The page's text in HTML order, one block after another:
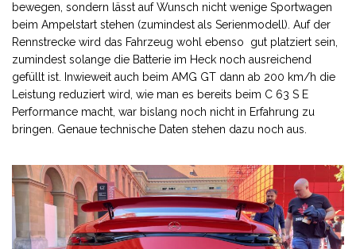
bewegen, sondern lässt auf Wunsch nicht wenige Sportwagen
beim Ampelstart stehen (zumindest als Serienmodell). Auf der
Rennstrecke wird das Fahrzeug wohl ebenso gut platziert sein,
zumindest solange die Batterie im Heck noch ausreichend
gefüllt ist. Inwieweit auch beim AMG GT dann ab 200 km/h die
Leistung reduziert wird, wie man es bereits beim C 63 S E
Performance macht, war bislang noch nicht in Erfahrung zu
bringen. Genaue technische Daten stehen dazu noch aus.